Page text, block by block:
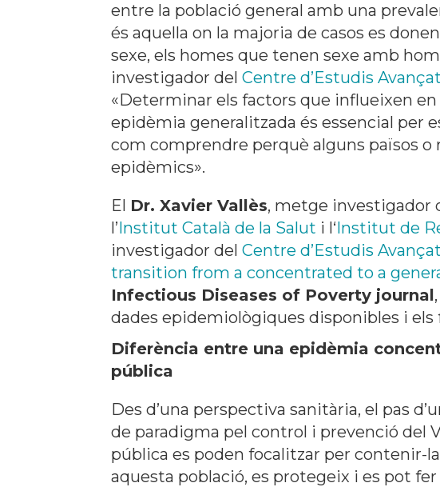
entre la població general amb una
és aquella on la majoria de casos es
sexe, els homes que tenen sexe amb
investigador delCentre d’Estudis
«Determinar els factors que influeixen
epidèmia generalitzada és essencial per
com comprendre perquè alguns països
epidèmics».
El Dr. Xavier Vallès, metge investigador
l’Institut Català de la Salut i l‘Institut de
investigador delCentre d’Estudis
transition from a concentrated to a
Infectious Diseases of Poverty journal
dades epidemiològiques disponibles i els
Diferència entre una epidèmia
pública
Des d’una perspectiva sanitària, el pas
de paradigma pel control i prevenció del
pública es poden focalitzar per contenir-
aquesta població, es protegeix i es pot